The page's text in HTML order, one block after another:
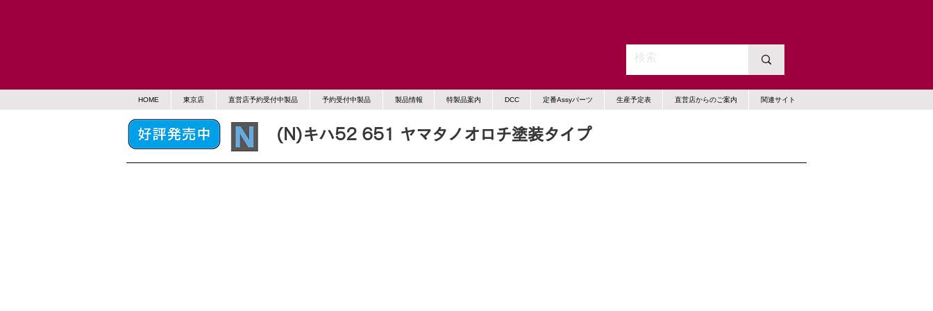
HOME 東京店 直営店予約受付中製品 予約受付中製品 製品情報 特製品案内 DCC 定番Assyパーツ 生産予定表 直営店からのご案内 関連サイト
(N)キハ52 651 ヤマタノオロチ塗装タイプ